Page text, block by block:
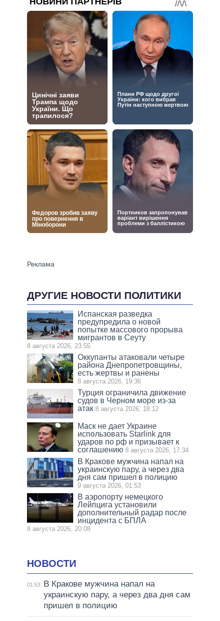
ДРУГИЕ НОВОСТИ ПОЛИТИКИ
Испанская разведка
предупредила о новой
попытке массового прорыва
мигрантов в Сеуту
8 августа 2026, 23:55
Оккупанты атаковали четыре
района Днепропетровщины,
есть жертвы и ранены
8 августа 2026, 19:36
Турция ограничила движение
судов в Черном море из-за
атак 8 августа 2026, 18:12
Маск не дает Украине
использовать Starlink для
ударов по рф и призывает к
соглашению 8 августа 2026, 17:34
В Кракове мужчина напал на
украинскую пару, а через два
дня сам пришел в полицию
9 августа 2026, 01:53
В аэропорту немецкого
Лейпцига установили
дополнительный радар после
инцидента с БПЛА
8 августа 2026, 20:08
НОВОСТИ
01:53
В Кракове мужчина напал на
украинскую пару, а через два дня сам
пришел в полицию